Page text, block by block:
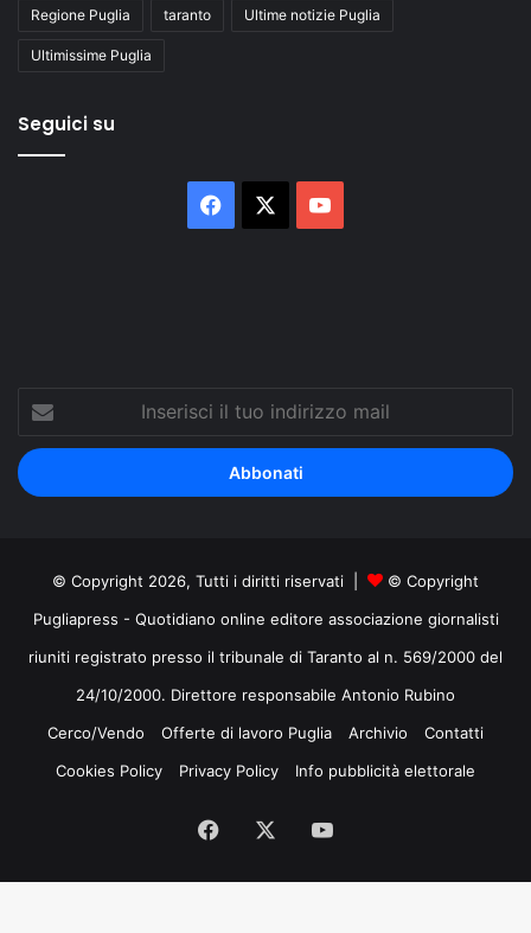
Regione Puglia taranto Ultime notizie Puglia
Ultimissime Puglia
Seguici su
Facebook
tuo
indirizzo
mail
© Copyright 2026, Tutti i diritti riservati |
© Copyright
Pugliapress - Quotidiano online editore associazione giornalisti
riuniti registrato presso il tribunale di Taranto al n. 569/2000 del
24/10/2000. Direttore responsabile Antonio Rubino
Cerco/Vendo
Offerte di lavoro Puglia Archivio
Contatti
Cookies Policy
Privacy Policy Info pubblicità elettorale
Facebook
Tube